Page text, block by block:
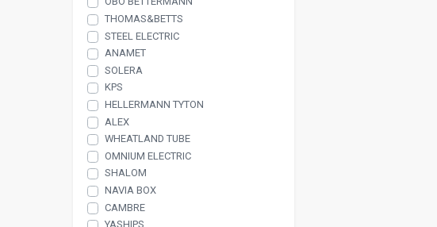
THOMAS&BETTS
STEEL ELECTRIC
ANAMET
SOLERA
KPS
HELLERMANN TYTON
ALEX
WHEATLAND TUBE
OMNIUM ELECTRIC
SHALOM
NAVIA BOX
CAMBRE
YASHIPS